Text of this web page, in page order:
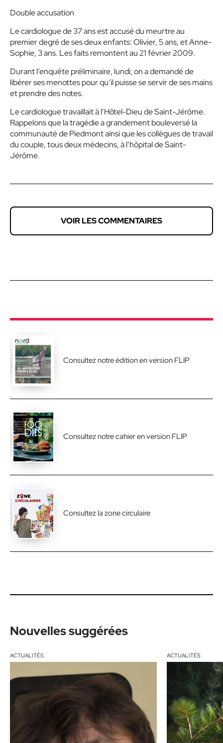
Double accusation
Le cardiologue de 37 ans est accusé du meurtre au
premier degré de ses deux enfants: Olivier, 5 ans, et Anne-
Sophie, 3 ans. Les faits remontent au 21 février 2009.
Durant l’enquête préliminaire, lundi, on a demandé de
libérer ses menottes pour qu’il puisse se servir de ses mains
et prendre des notes.
Le cardiologue travaillait à l’Hôtel-Dieu de Saint-Jérôme.
Rappelons que la tragédie a grandement bouleversé la
communauté de Piedmont ainsi que les collègues de travail
du couple, tous deux médecins, à l’hôpital de Saint-
Jérôme.
VOIR LES COMMENTAIRES
Consultez notre édition en version FLIP
Consultez notre cahier en version FLIP
Consultez la zone circulaire
Nouvelles suggérées
ACTUALITÉS ACTUALITÉS